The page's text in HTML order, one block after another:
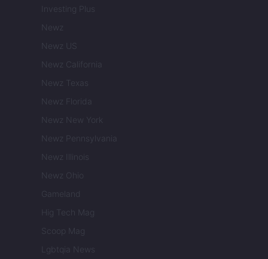
Investing Plus
Newz
Newz US
Newz California
Newz Texas
Newz Florida
Newz New York
Newz Pennsylvania
Newz Illinois
Newz Ohio
Gameland
Hig Tech Mag
Scoop Mag
Lgbtqia News